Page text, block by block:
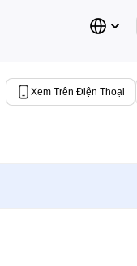
Xem Trên Điện Thoại